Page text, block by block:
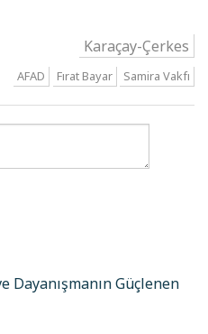
Karaçay-Çerkes
AFAD Fırat Bayar Samira Vakfı
Dayanışmanın Güçlenen